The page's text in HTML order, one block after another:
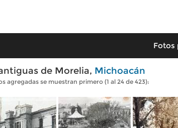
Fotos
de Morelia, Michoacán
agregadas se muestran primero (1 al 24 de 423):